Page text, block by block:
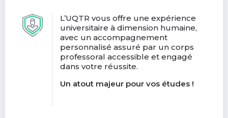
L’UQTR vous offre une expérience
universitaire à dimension humaine,
avec un accompagnement
personnalisé assuré par un corps
professoral accessible et engagé
dans votre réussite.
Un atout majeur pour vos études !